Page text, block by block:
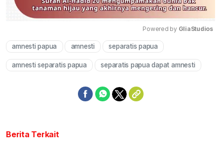
Powered by GliaStudios
amnesti papua amnesti separatis papua
amnesti separatis papua separatis papua dapat amnesti
Berita Terkait